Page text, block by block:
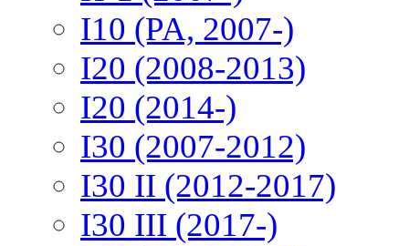
I10 (PA, 2007-)
I20 (2008-2013)
I20 (2014-)
I30 (2007-2012)
I30 II (2012-2017)
I30 III (2017-)